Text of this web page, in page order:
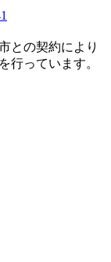
との契約により
行っています。